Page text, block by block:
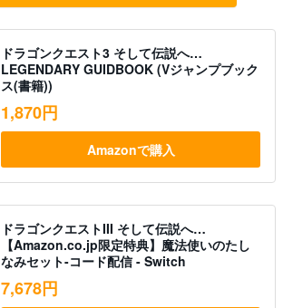
ドラゴンクエスト3 そして伝説へ…
LEGENDARY GUIDBOOK (Vジャンプブック
ス(書籍))
1,870円
Amazonで購入
ドラゴンクエストIII そして伝説へ…
【Amazon.co.jp限定特典】魔法使いのたし
なみセット-コード配信 - Switch
7,678円